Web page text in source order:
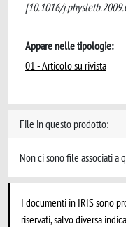
[10.1016/
Appare nelle tipologie:
01 - Articolo su rivista
File in questo prodotto:
Non ci sono file associati a
I documenti in IRIS sono
riservati, salvo diversa